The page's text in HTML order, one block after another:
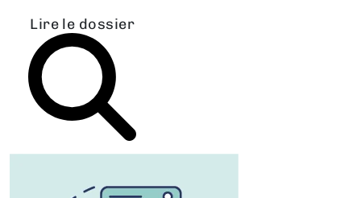
Lire le dossier